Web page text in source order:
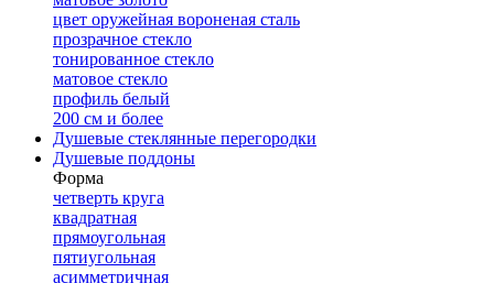
цвет оружейная вороненая сталь
прозрачное стекло
тонированное стекло
матовое стекло
профиль белый
200 см и более
Душевые стеклянные перегородки
Душевые поддоны
Форма
четверть круга
квадратная
прямоугольная
пятиугольная
асимметричная